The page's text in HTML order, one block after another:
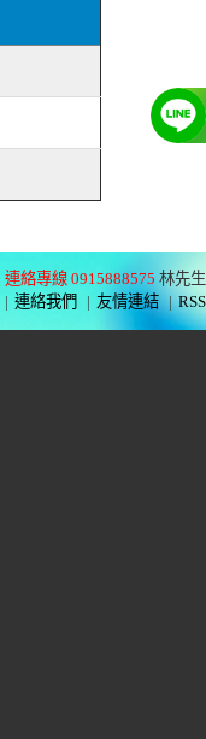
連絡專線 0915888575 林先生
| 連絡我們 | 友情連結 | RSS